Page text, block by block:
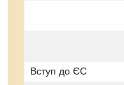
Вступ до ЄС